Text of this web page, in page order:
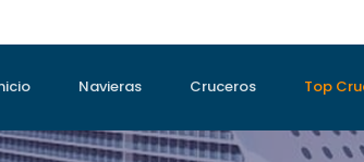
Navieras Cruceros Top